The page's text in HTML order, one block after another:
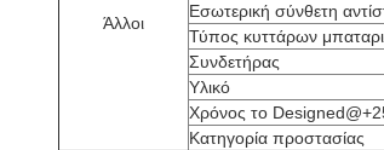
Άλλοι
Εσωτερική σύνθετη
Τύπος κυττάρων
Συνδετήρας
Υλικό
Χρόνος το
Κατηγορία προστασίας